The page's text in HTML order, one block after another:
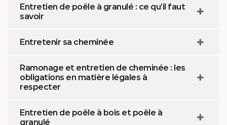
Entretien de poêle à granulé : ce qu’il faut
savoir
Entretenir sa cheminée
Ramonage et entretien de cheminée : les
obligations en matière légales à
respecter
Entretien de poêle à bois et poêle à
granulé